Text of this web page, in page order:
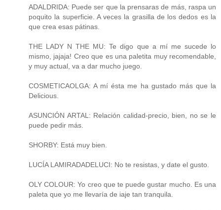
ADALDRIDA: Puede ser que la prensaras de más, raspa un
poquito la superficie. A veces la grasilla de los dedos es la
que crea esas pátinas.
THE LADY N THE MU: Te digo que a mí me sucede lo
mismo, jajaja! Creo que es una paletita muy recomendable,
y muy actual, va a dar mucho juego.
COSMETICAOLGA: A mí ésta me ha gustado más que la
Delicious.
ASUNCIÓN ARTAL: Relación calidad-precio, bien, no se le
puede pedir más.
SHORBY: Está muy bien.
LUCÍA LAMIRADADELUCI: No te resistas, y date el gusto.
OLY COLOUR: Yo creo que te puede gustar mucho. Es una
paleta que yo me llevaría de iaje tan tranquila.